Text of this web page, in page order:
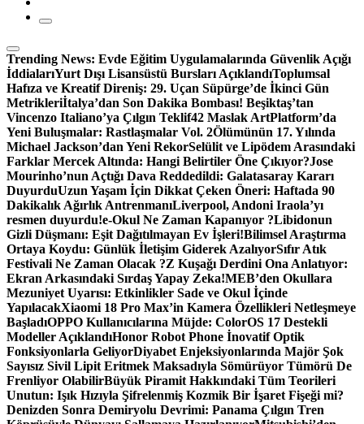
Trending News: Evde Eğitim Uygulamalarında Güvenlik Açığı
İddialarıYurt Dışı Lisansüstü Bursları AçıklandıToplumsal
Hafıza ve Kreatif Direniş: 29. Uçan Süpürge’de İkinci Gün
Metrikleriİtalya’dan Son Dakika Bombası! Beşiktaş’tan
Vincenzo Italiano’ya Çılgın Teklif42 Maslak ArtPlatform’da
Yeni Buluşmalar: Rastlaşmalar Vol. 2Ölümünün 17. Yılında
Michael Jackson’dan Yeni RekorSelülit ve Lipödem Arasındaki
Farklar Mercek Altında: Hangi Belirtiler Öne Çıkıyor?Jose
Mourinho’nun Açtığı Dava Reddedildi: Galatasaray Kararı
DuyurduUzun Yaşam İçin Dikkat Çeken Öneri: Haftada 90
Dakikalık Ağırlık AntrenmanıLiverpool, Andoni Iraola’yı
resmen duyurdu!e-Okul Ne Zaman Kapanıyor ?Libidonun
Gizli Düşmanı: Eşit Dağıtılmayan Ev İşleri!Bilimsel Araştırma
Ortaya Koydu: Günlük İletişim Giderek AzalıyorSıfır Atık
Festivali Ne Zaman Olacak ?Z Kuşağı Derdini Ona Anlatıyor:
Ekran Arkasındaki Sırdaş Yapay Zeka!MEB’den Okullara
Mezuniyet Uyarısı: Etkinlikler Sade ve Okul İçinde
YapılacakXiaomi 18 Pro Max’in Kamera Özellikleri Netleşmeye
BaşladıOPPO Kullanıcılarına Müjde: ColorOS 17 Destekli
Modeller AçıklandıHonor Robot Phone İnovatif Optik
Fonksiyonlarla GeliyorDiyabet Enjeksiyonlarında Majör Şok
Sayısız Sivil Lipit Eritmek Maksadıyla Sömürüyor Tümörü De
Frenliyor OlabilirBüyük Piramit Hakkındaki Tüm Teorileri
Unutun: Işık Hızıyla Şifrelenmiş Kozmik Bir İşaret Fişeği mi?
Denizden Sonra Demiryolu Devrimi: Panama Çılgın Tren